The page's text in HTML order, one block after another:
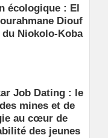
écologique : El
Diouf
du Niokolo-Koba
Job Dating : le
mines et de
au cœur de
des jeunes